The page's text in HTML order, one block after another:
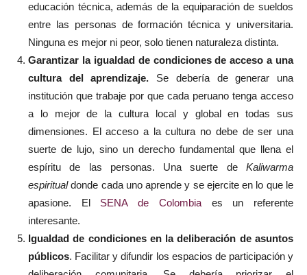
educación técnica, además de la equiparación de sueldos
entre las personas de formación técnica y universitaria.
Ninguna es mejor ni peor, solo tienen naturaleza distinta.
Garantizar la igualdad de condiciones de acceso a una
cultura del aprendizaje. Se debería de generar una
institución que trabaje por que cada peruano tenga acceso
a lo mejor de la cultura local y global en todas sus
dimensiones. El acceso a la cultura no debe de ser una
suerte de lujo, sino un derecho fundamental que llena el
espíritu de las personas. Una suerte de Kaliwarma
espiritualdonde cada uno aprende y se ejercite en lo que le
apasione. El SENA de Colombiaes un referente
interesante.
Igualdad de condiciones en la deliberación de asuntos
públicos. Facilitar y difundir los espacios de participación y